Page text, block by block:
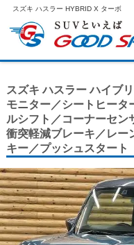
スズキ ハスラー HYBRID X ターボ
スズキ ハスラー ハイブ
モニター／シートヒータ
ルシフト／コーナーセン
衝突軽減ブレーキ／レー
キー／プッシュスタート